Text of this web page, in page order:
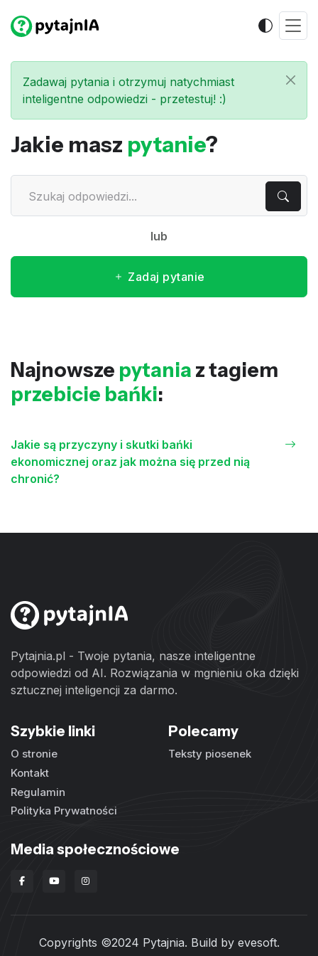
Zadawaj pytania i otrzymuj natychmiast
inteligentne odpowiedzi - przetestuj! :)
Jakie masz pytanie?
lub
Zadaj pytanie
Najnowsze pytania z tagiem
przebicie bańki:
Jakie są przyczyny i skutki bańki
ekonomicznej oraz jak można się przed nią
chronić?
Pytajnia.pl - Twoje pytania, nasze inteligentne
odpowiedzi od AI. Rozwiązania w mgnieniu oka dzięki
sztucznej inteligencji za darmo.
Szybkie linki
O stronie
Kontakt
Regulamin
Polityka Prywatności
Polecamy
Teksty piosenek
Media społecznościowe
Copyrights ©2024 Pytajnia. Build by evesoft.